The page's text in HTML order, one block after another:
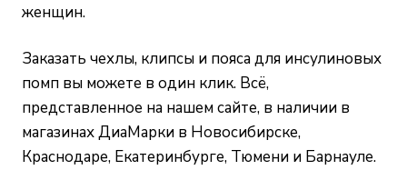
женщин.
Заказать чехлы, клипсы и пояса для инсулиновых
помп вы можете в один клик. Всё,
представленное на нашем сайте, в наличии в
магазинах ДиаМарки в Новосибирске,
Краснодаре, Екатеринбурге, Тюмени и Барнауле.